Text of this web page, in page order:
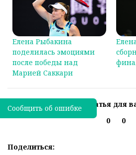
Елена Рыбакина
поделилась эмоциями
после победы над
Марией Саккари
Была ли эта статья для
0
0
Поделиться:
Сообщить об ошибке